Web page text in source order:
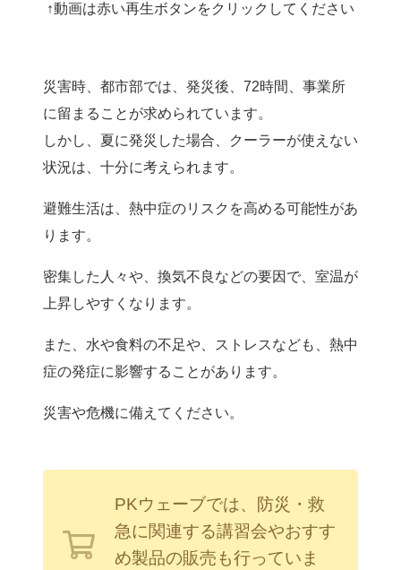
↑動画は赤い再生ボタンをクリックしてください
災害時、都市部では、発災後、72時間、事業所
に留まることが求められています。
しかし、夏に発災した場合、クーラーが使えない
状況は、十分に考えられます。
避難生活は、熱中症のリスクを高める可能性があ
ります。
密集した人々や、換気不良などの要因で、室温が
上昇しやすくなります。
また、水や食料の不足や、ストレスなども、熱中
症の発症に影響することがあります。
災害や危機に備えてください。
PKウェーブでは、防災・救
急に関連する講習会やおすす
め製品の販売も行っていま